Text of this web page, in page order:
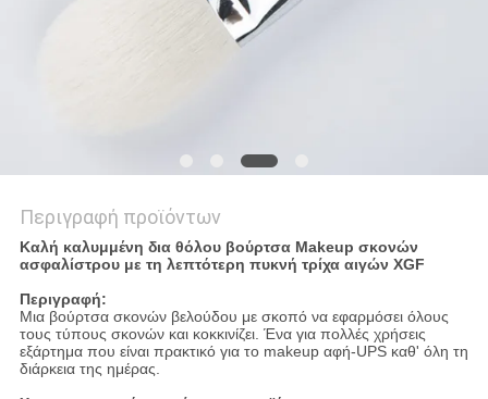
Περιγραφή προϊόντων
Καλή καλυμμένη δια θόλου βούρτσα Makeup σκονών
ασφαλίστρου με τη λεπτότερη πυκνή τρίχα αιγών XGF
Περιγραφή:
Μια βούρτσα σκονών βελούδου με σκοπό να εφαρμόσει όλους
τους τύπους σκονών και κοκκινίζει. Ένα για πολλές χρήσεις
εξάρτημα που είναι πρακτικό για το makeup αφή-UPS καθ' όλη τη
διάρκεια της ημέρας.